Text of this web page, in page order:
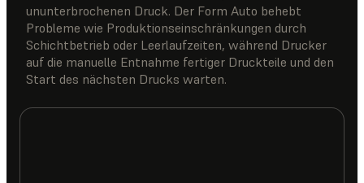
ununterbrochenen Druck. Der Form Auto behebt
Probleme wie Produktionseinschränkungen durch
Schichtbetrieb oder Leerlaufzeiten, während Drucker
auf die manuelle Entnahme fertiger Druckteile und den
Start des nächsten Drucks warten.